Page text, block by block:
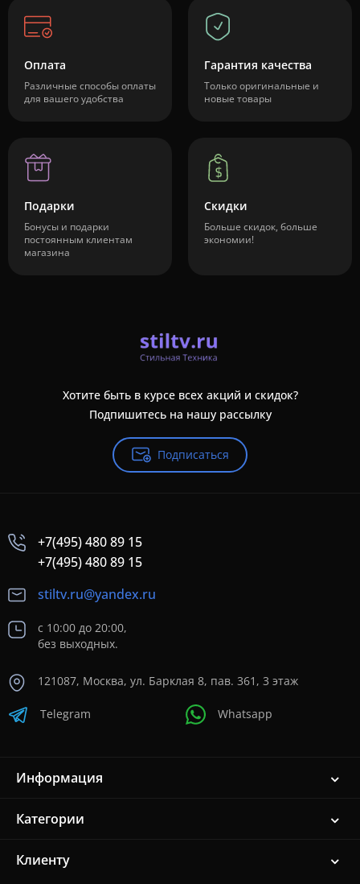
Оплата
Различные способы оплаты
для вашего удобства
Гарантия качества
Только оригинальные и
новые товары
Подарки
Бонусы и подарки
постоянным клиентам
магазина
Скидки
Больше скидок, больше
экономии!
Хотите быть в курсе всех акций и скидок?
Подпишитесь на нашу рассылку
Подписаться
+7(495) 480 89 15
+7(495) 480 89 15
stiltv.ru@yandex.ru
с 10:00 до 20:00,
без выходных.
121087, Москва, ул. Барклая 8, пав. 361, 3 этаж
Telegram Whatsapp
Информация
Категории
Клиенту